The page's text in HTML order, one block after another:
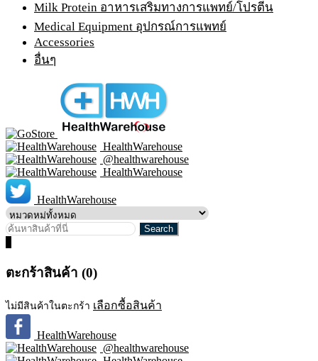
Milk Protein อาหารเสริมทางการแพทย์/โปรตีน
Medical Equipment อุปกรณ์การแพทย์
Accessories
อื่นๆ
HealthWarehouse
@healthwarehouse
HealthWarehouse
HealthWarehouse
ตะกร้าสินค้า (0)
ไม่มีสินค้าในตะกร้า เลือกซื้อสินค้า
HealthWarehouse
@healthwarehouse